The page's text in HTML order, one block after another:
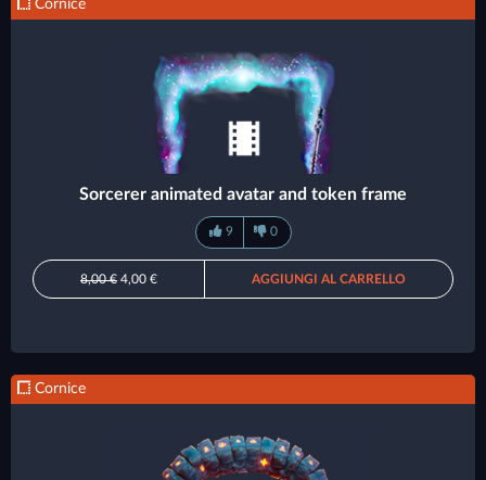
Cornice
Sorcerer animated avatar and token frame
9 0
8,00 € 4,00 € AGGIUNGI AL CARRELLO
Cornice